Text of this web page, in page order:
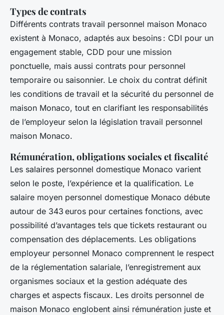
Types de contrats
Différents contrats travail personnel maison Monaco
existent à Monaco, adaptés aux besoins : CDI pour un
engagement stable, CDD pour une mission
ponctuelle, mais aussi contrats pour personnel
temporaire ou saisonnier. Le choix du contrat définit
les conditions de travail et la sécurité du personnel de
maison Monaco, tout en clarifiant les responsabilités
de l’employeur selon la législation travail personnel
maison Monaco.
Rémunération, obligations sociales et fiscalité
Les salaires personnel domestique Monaco varient
selon le poste, l’expérience et la qualification. Le
salaire moyen personnel domestique Monaco débute
autour de 343 euros pour certaines fonctions, avec
possibilité d’avantages tels que tickets restaurant ou
compensation des déplacements. Les obligations
employeur personnel Monaco comprennent le respect
de la réglementation salariale, l’enregistrement aux
organismes sociaux et la gestion adéquate des
charges et aspects fiscaux. Les droits personnel de
maison Monaco englobent ainsi rémunération juste et